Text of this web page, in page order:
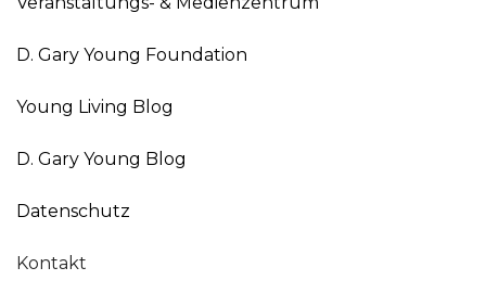
D. Gary Young Foundation
Young Living Blog
D. Gary Young Blog
Datenschutz
Kontakt